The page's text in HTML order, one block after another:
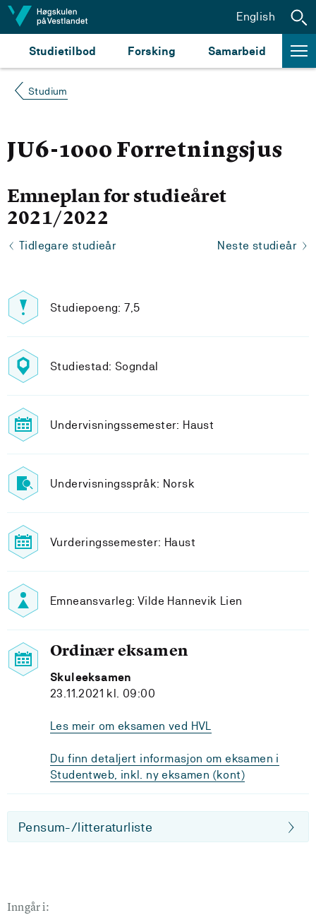
Hopp til innhald
Studietilbod Forsking Samarbeid
English
Studium
JU6-1000 Forretningsjus
Emneplan for studieåret
2021/2022
Tidlegare studieår Neste studieår
Studiepoeng: 7,5
Studiestad: Sogndal
Undervisningssemester: Haust
Undervisningsspråk: Norsk
Vurderingssemester: Haust
Emneansvarleg: Vilde Hannevik Lien
Ordinær eksamen
Skuleeksamen
23.11.2021 kl. 09:00
Les meir om eksamen ved HVL
Du finn detaljert informasjon om eksamen i
Studentweb, inkl. ny eksamen (kont)
Pensum-/litteraturliste
Inngår i: